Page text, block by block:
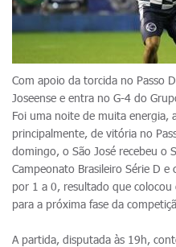
Com apoio da torcida no Passo
Joseense e entra no G-4 do
Foi uma noite de muita energia,
principalmente, de vitória no
domingo, o São José recebeu o
Campeonato Brasileiro Série D
por 1 a 0, resultado que colocou
para a próxima fase da
A partida, disputada às 19h,